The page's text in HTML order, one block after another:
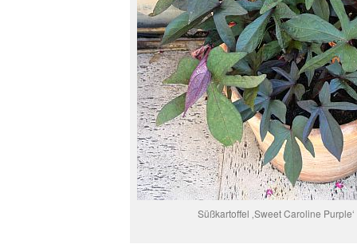
Süßkartoffel ‚Sweet Caroline